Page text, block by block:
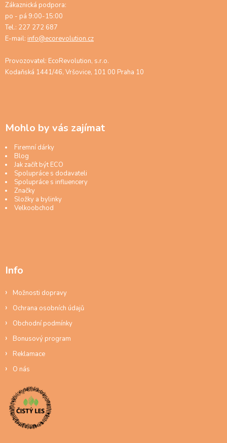
Zákaznická podpora:
po - pá 9:00-15:00
Tel.: 227 272 687
E-mail: info@ecorevolution.cz
Provozovatel: EcoRevolution, s.r.o.
Kodaňská 1441/46, Vršovice, 101 00 Praha 10
Mohlo by vás zajímat
Firemní dárky
Blog
Jak začít být ECO
Spolupráce s dodavateli
Spolupráce s influencery
Značky
Složky a bylinky
Velkoobchod
Info
Možnosti dopravy
Ochrana osobních údajů
Obchodní podmínky
Bonusový program
Reklamace
O nás